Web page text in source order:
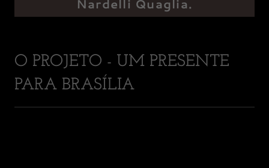
Nardelli Quaglia.
O PROJETO - UM PRESENTE
PARA BRASÍLIA